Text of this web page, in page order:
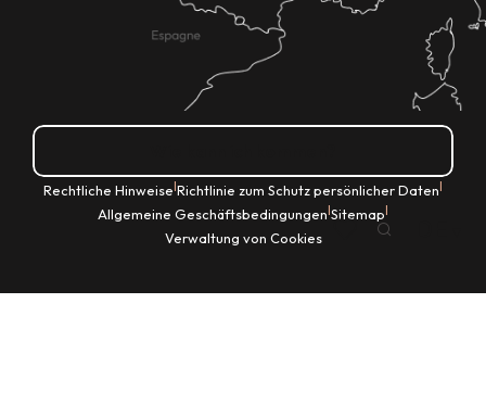
Rechtliche Hinweise|Richtlinie zum Schutz persönlicher Daten|
Allgemeine Geschäftsbedingungen|Sitemap|
Verwaltung von Cookies